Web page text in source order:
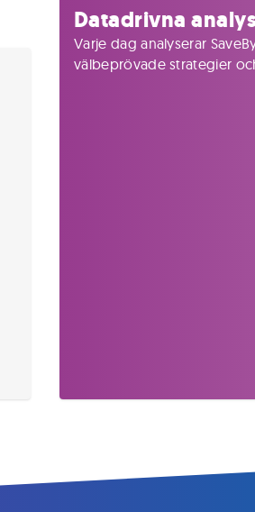
Datadrivna
Varje dag analyserar
välbeprövade strategier